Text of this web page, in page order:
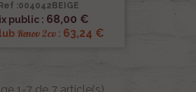
Ref :004042BEIGE
public : 68,00 €
Renov 2cv: 63,24 €
Aperçu rapide